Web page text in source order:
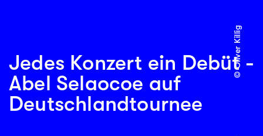
Jedes Konzert ein Debüt -
Abel Selaocoe auf
Deutschlandtournee
© Oliver Killig